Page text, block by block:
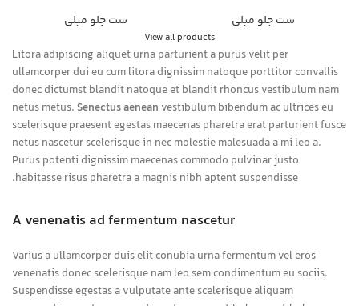
ست جلو مبلی
ست جلو مبلی
View all products
Litora adipiscing aliquet urna parturient a purus velit per
ullamcorper dui eu cum litora dignissim natoque porttitor convallis
donec dictumst blandit natoque et blandit rhoncus vestibulum nam
netus metus.Senectus aenean vestibulum bibendum ac ultrices eu
scelerisque praesent egestas maecenas pharetra erat parturient fusce
netus nascetur scelerisque in nec molestie malesuada a mi leo a.
Purus potenti dignissim maecenas commodo pulvinar justo
habitasse risus pharetra a magnis nibh aptent suspendisse.
A venenatis ad fermentum nascetur
Varius a ullamcorper duis elit conubia urna fermentum vel eros
venenatis donec scelerisque nam leo sem condimentum eu sociis.
Suspendisse egestas a vulputate ante scelerisque aliquam